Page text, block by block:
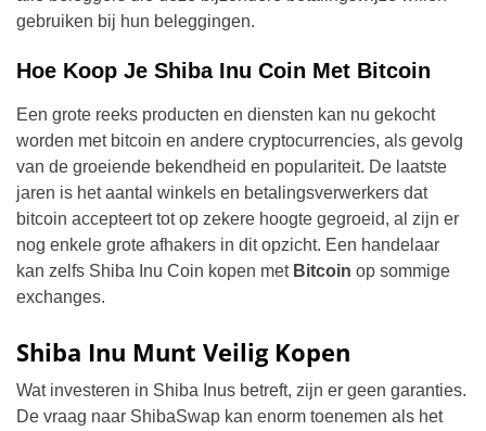
gebruiken bij hun beleggingen.
Hoe Koop Je Shiba Inu Coin Met Bitcoin
Een grote reeks producten en diensten kan nu gekocht
worden met bitcoin en andere cryptocurrencies, als gevolg
van de groeiende bekendheid en populariteit. De laatste
jaren is het aantal winkels en betalingsverwerkers dat
bitcoin accepteert tot op zekere hoogte gegroeid, al zijn er
nog enkele grote afhakers in dit opzicht. Een handelaar
kan zelfs Shiba Inu Coin kopen met Bitcoin op sommige
exchanges.
Shiba Inu Munt Veilig Kopen
Wat investeren in Shiba Inus betreft, zijn er geen garanties.
De vraag naar ShibaSwap kan enorm toenemen als het